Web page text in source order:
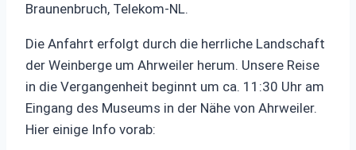
Braunenbruch, Telekom-NL.
Die Anfahrt erfolgt durch die herrliche Landschaft
der Weinberge um Ahrweiler herum. Unsere Reise
in die Vergangenheit beginnt um ca. 11:30 Uhr am
Eingang des Museums in der Nähe von Ahrweiler.
Hier einige Info vorab: